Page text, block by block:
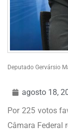
Deputado Gervársio
agosto 18,
Por 225 votos
Câmara Federal